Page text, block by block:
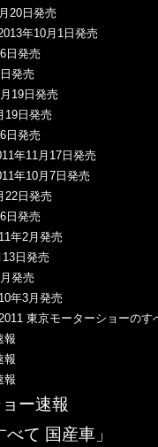
20日発売
年10月1日発売
日発売
発売
19日発売
19日発売
日発売
年11月17日発売
年10月7日発売
22日発売
日発売
年2月発売
日発売
発売
年3月発売
ー速報
て 国産車」